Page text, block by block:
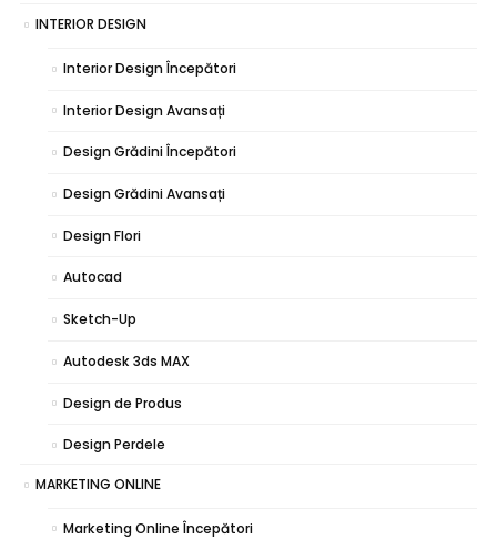
INTERIOR DESIGN
Interior Design Începători
Interior Design Avansați
Design Grădini Începători
Design Grădini Avansați
Design Flori
Autocad
Sketch-Up
Autodesk 3ds MAX
Design de Produs
Design Perdele
MARKETING ONLINE
Marketing Online Începători